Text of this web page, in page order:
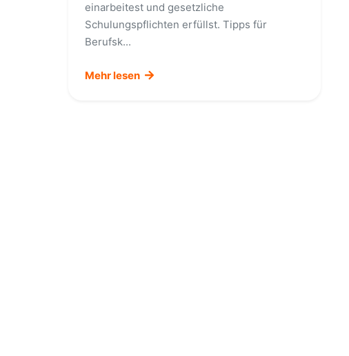
einarbeitest und gesetzliche
Schulungspflichten erfüllst. Tipps für
Berufsk...
Mehr lesen